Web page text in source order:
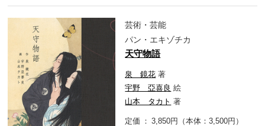
芸術・芸能
パン・エキゾチカ
天守物語
泉 鏡花 著
宇野 亞喜良 絵
山本 タカト 著
定価
3,850円（本体：3,500円）